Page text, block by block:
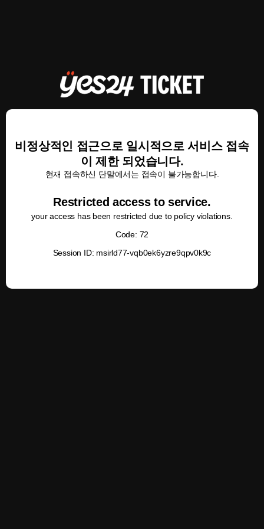
비정상적인 접근으로 일시적으로 서비스 접속
이 제한 되었습니다.
현재 접속하신 단말에서는 접속이 불가능합니다.
Restricted access to service.
your access has been restricted due to policy violations.
Code: 72
Session ID: msirld77-vqb0ek6yzre9qpv0k9c